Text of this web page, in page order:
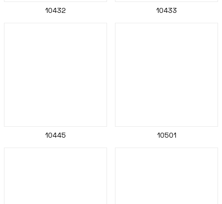
10432 10433
10445 10501